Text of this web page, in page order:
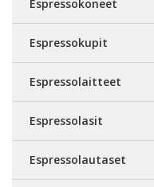
Espressokoneet
Espressokupit
Espressolaitteet
Espressolasit
Espressolautaset